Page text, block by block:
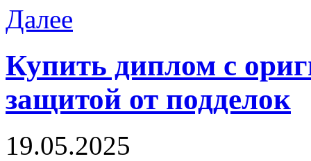
Далее
Купить диплом с
защитой от подделок
19.05.2025